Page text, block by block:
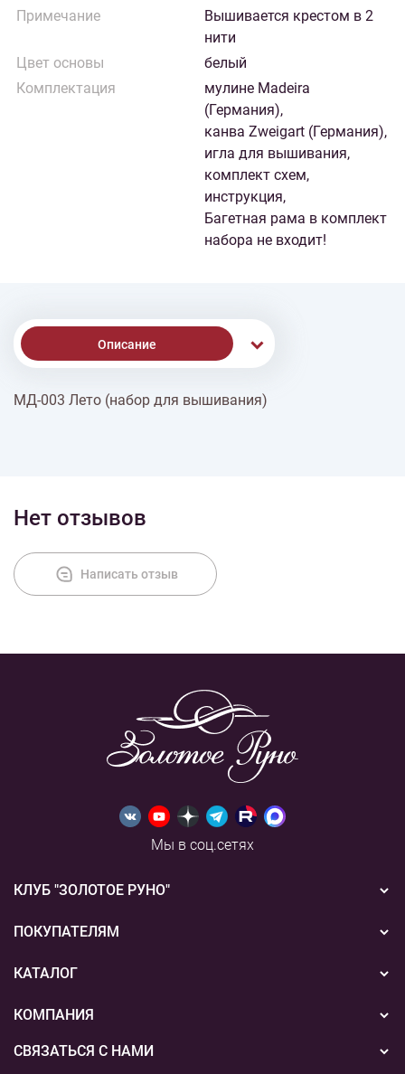
Примечание
Вышивается крестом в 2
нити
Цвет основы
белый
Комплектация
мулине Madeira
(Германия),
канва Zweigart (Германия),
игла для вышивания,
комплект схем,
инструкция,
Багетная рама в комплект
набора не входит!
Описание
Доставка
МД-003 Лето (набор для вышивания)
Нет отзывов
Написать отзыв
Мы в соц.сетях
КЛУБ "ЗОЛОТОЕ РУНО"
Новости
Акции
ПОКУПАТЕЛЯМ
Бонусная система
Подарочные сертификаты
Способы оплаты
КАТАЛОГ
Вышивка
Пряжа
КОМПАНИЯ
О нас
СВЯЗАТЬСЯ С НАМИ